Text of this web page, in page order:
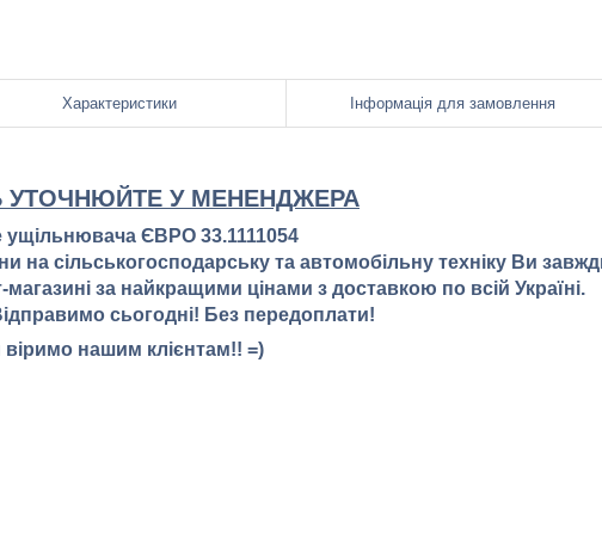
Характеристики Інформація для замовлення
УТОЧНЮЙТЕ У МЕНЕНДЖЕРА
ущільнювача ЄВРО 33.1111054
на сільськогосподарську та автомобільну техніку Ви
за найкращими цінами з доставкою по всій Україні.
сьогодні! Без передоплати!
віримо нашим клієнтам!! =)